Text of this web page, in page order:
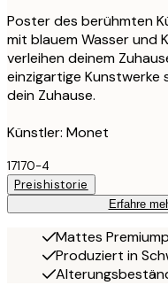
Poster des berühmten
mit blauem Wasser und
verleihen deinem
einzigartige Kunstwerke
dein Zuhause.
Künstler: Monet
17170-4
Preishistorie
Erfahre
Mattes
Produziert in